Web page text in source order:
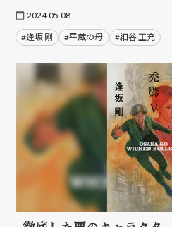
2024.05.08
#逢坂 剛 #平蔵の母 #細谷 正充